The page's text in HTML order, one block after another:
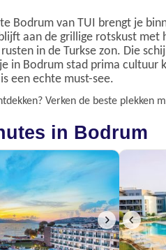
Bodrum van TUI brengt je
aan de grillige rotskust
in de Turkse zon. Die
in Bodrum stad prima cultuur
een echte must-see.
Verken de beste plekken
in Bodrum